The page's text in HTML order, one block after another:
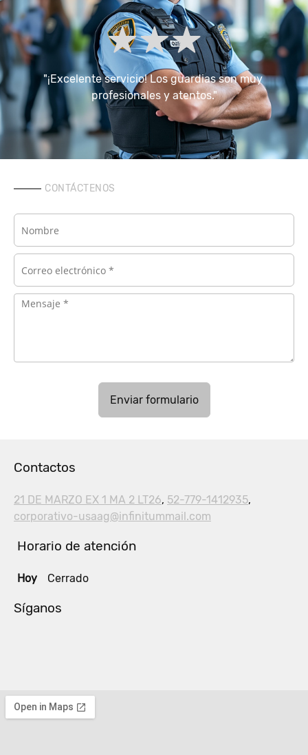
"¡Excelente servicio! Los guardias son muy
profesionales y atentos."
CONTÁCTENOS
Enviar formulario
Contactos
21 DE MARZO EX 1 MA 2 LT26, 52-779-1412935,
corporativo-usaag@infinitummail.com
Horario de atención
Hoy Cerrado
Síganos